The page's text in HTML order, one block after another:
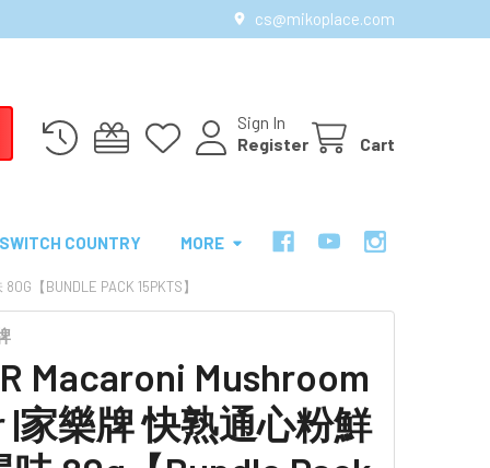
cs@mikoplace.com
Sign In
Register
Cart
SWITCH COUNTRY MORE
【BUNDLE PACK 15PKTS】
Macaroni Mushroom
|家樂牌 快熟通心粉鮮